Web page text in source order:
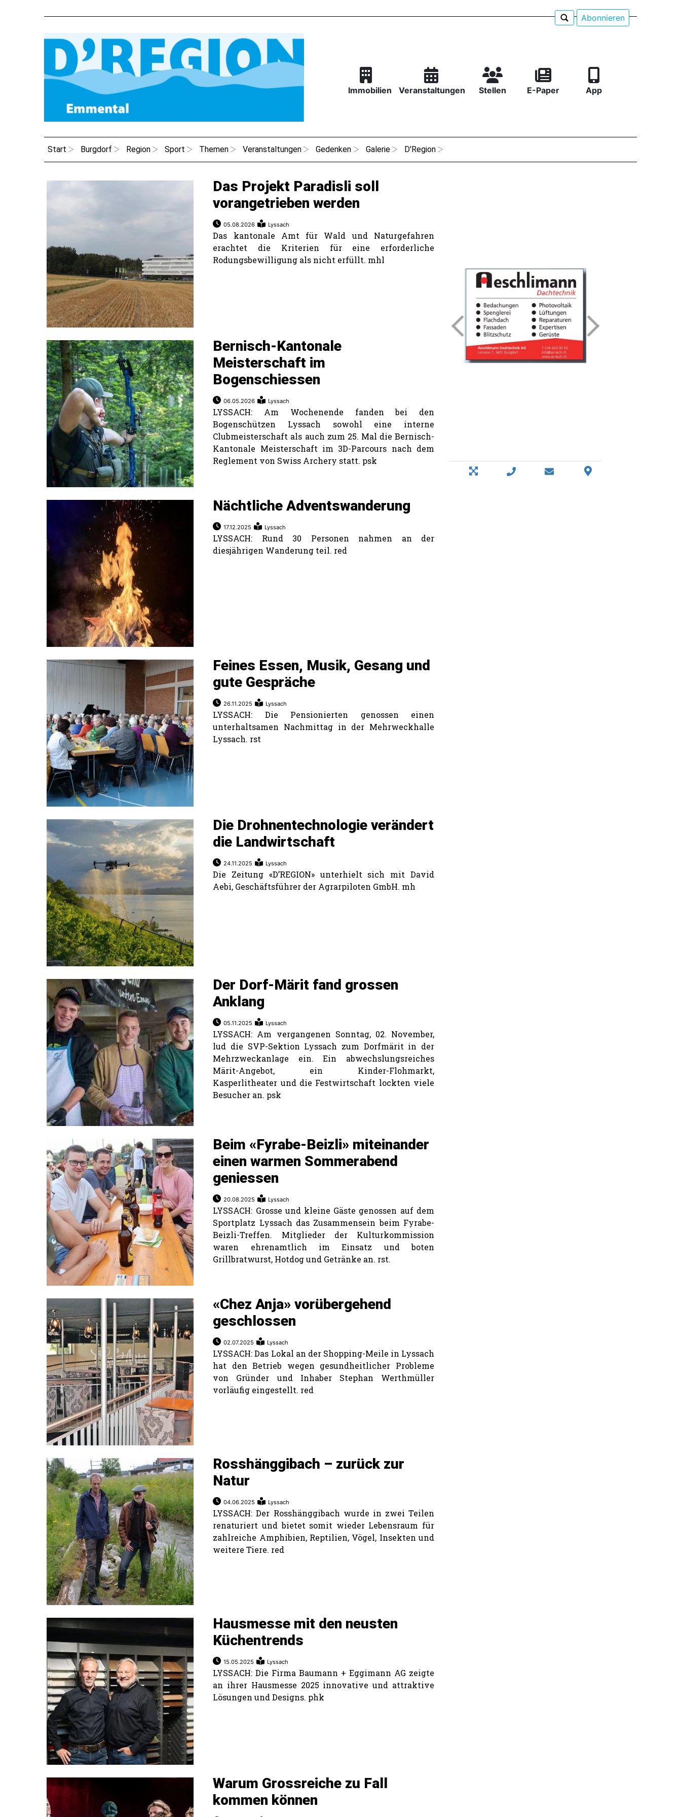
Abonnieren
Immobilien Veranstaltungen Stellen E-Paper App
Start Burgdorf Region Sport Themen Veranstaltungen Gedenken Galerie D'Region
Das Projekt Paradisli soll
vorangetrieben werden
05.08.2026 Lyssach
Das kantonale Amt für Wald und Naturgefahren
erachtet die Kriterien für eine erforderliche
Rodungsbewilligung als nicht erfüllt. mhl
Bernisch-Kantonale
Meisterschaft im
Bogenschiessen
06.05.2026 Lyssach
LYSSACH: Am Wochenende fanden bei den
Bogenschützen Lyssach sowohl eine interne
Clubmeisterschaft als auch zum 25. Mal die Bernisch-
Kantonale Meisterschaft im 3D-Parcours nach dem
Reglement von Swiss Archery statt. psk
Nächtliche Adventswanderung
17.12.2025 Lyssach
LYSSACH: Rund 30 Personen nahmen an der
diesjährigen Wanderung teil. red
Feines Essen, Musik, Gesang und
gute Gespräche
26.11.2025 Lyssach
LYSSACH: Die Pensionierten genossen einen
unterhaltsamen Nachmittag in der Mehrweckhalle
Lyssach. rst
Die Drohnentechnologie verändert
die Landwirtschaft
24.11.2025 Lyssach
Die Zeitung «D’REGION» unterhielt sich mit David
Aebi, Geschäftsführer der Agrarpiloten GmbH. mh
Der Dorf-Märit fand grossen
Anklang
05.11.2025 Lyssach
LYSSACH: Am vergangenen Sonntag, 02. November,
lud die SVP-Sektion Lyssach zum Dorfmärit in der
Mehrzweckanlage ein. Ein abwechslungsreiches
Märit-Angebot, ein Kinder-Flohmarkt,
Kasperlitheater und die Festwirtschaft lockten viele
Besucher an. psk
Beim «Fyrabe-Beizli» miteinander
einen warmen Sommerabend
geniessen
20.08.2025 Lyssach
LYSSACH: Grosse und kleine Gäste genossen auf dem
Sportplatz Lyssach das Zusammensein beim Fyrabe-
Beizli-Treffen. Mitglieder der Kulturkommission
waren ehrenamtlich im Einsatz und boten
Grillbratwurst, Hotdog und Getränke an. rst.
«Chez Anja» vorübergehend
geschlossen
02.07.2025 Lyssach
LYSSACH: Das Lokal an der Shopping-Meile in Lyssach
hat den Betrieb wegen gesundheitlicher Probleme
von Gründer und Inhaber Stephan Werthmüller
vorläufig eingestellt. red
Rosshänggibach – zurück zur
Natur
04.06.2025 Lyssach
LYSSACH: Der Rosshänggibach wurde in zwei Teilen
renaturiert und bietet somit wieder Lebensraum für
zahlreiche Amphibien, Reptilien, Vögel, Insekten und
weitere Tiere. red
Hausmesse mit den neusten
Küchentrends
15.05.2025 Lyssach
LYSSACH: Die Firma Baumann + Eggimann AG zeigte
an ihrer Hausmesse 2025 innovative und attraktive
Lösungen und Designs. phk
Warum Grossreiche zu Fall
kommen können